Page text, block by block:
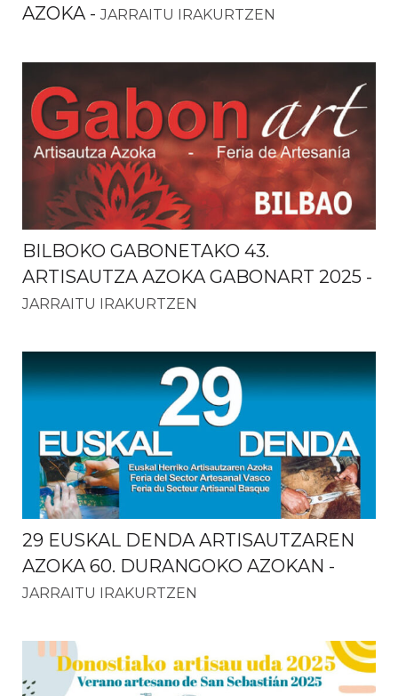
AZOKA -JARRAITU IRAKURTZEN
BILBOKO GABONETAKO 43.
ARTISAUTZA AZOKA GABONART 2025 -
JARRAITU IRAKURTZEN
29 EUSKAL DENDA ARTISAUTZAREN
AZOKA 60. DURANGOKO AZOKAN -
JARRAITU IRAKURTZEN